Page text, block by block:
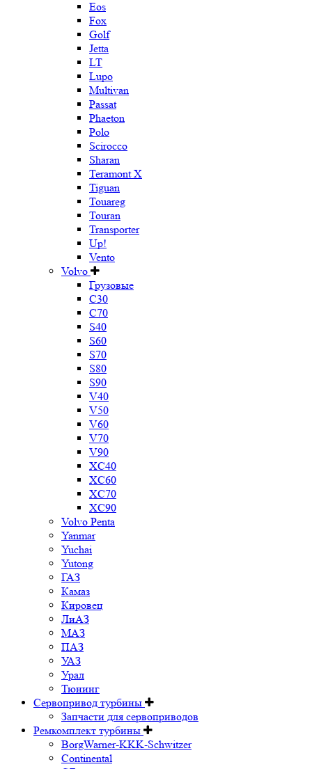
Eos
Fox
Golf
Jetta
LT
Lupo
Multivan
Passat
Phaeton
Polo
Scirocco
Sharan
Teramont X
Tiguan
Touareg
Touran
Transporter
Up!
Vento
Volvo
Грузовые
C30
C70
S40
S60
S70
S80
S90
V40
V50
V60
V70
V90
XC40
XC60
XC70
XC90
Volvo Penta
Yanmar
Yuchai
Yutong
ГАЗ
Камаз
Кировец
ЛиАЗ
МАЗ
ПАЗ
УАЗ
Урал
Тюнинг
Сервопривод турбины
Запчасти для сервоприводов
Ремкомплект турбины
BorgWarner-KKK-Schwitzer
Continental